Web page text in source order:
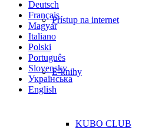
Prístup na internet
E-knihy
KUBO CLUB
Deutsch
Français
Magyar
Italiano
Polski
Português
Slovensky
Українська
English